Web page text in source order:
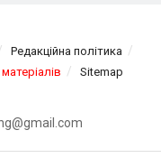
Редакційна політика
Sitemap